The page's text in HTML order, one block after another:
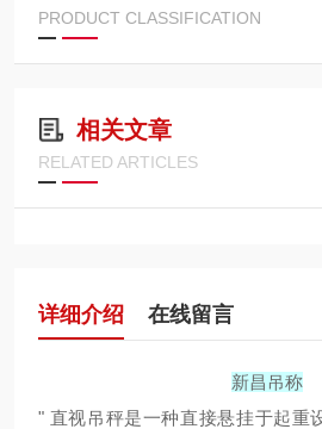
PRODUCT CLASSIFICATION
相关文章
RELATED ARTICLES
详细介绍 在线留言
新昌吊称
" 直视吊秤是一种直接悬挂于起重